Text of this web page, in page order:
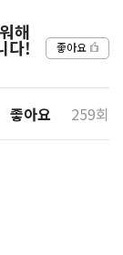
해
다! 좋아요
좋아요 259회